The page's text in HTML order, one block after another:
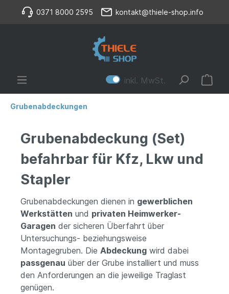
0371 8000 2595 kontakt@thiele-shop.info
inkl. MwSt.
Grubenabdeckungen
Grubenabdeckung (Set)
befahrbar für Kfz, Lkw und
Stapler
Grubenabdeckungen dienen in gewerblichen
Werkstätten und privaten Heimwerker-
Garagen der sicheren Überfahrt über
Untersuchungs- beziehungsweise
Montagegruben. Die Abdeckung wird dabei
passgenau über der Grube installiert und muss
den Anforderungen an die jeweilige Traglast
genügen.